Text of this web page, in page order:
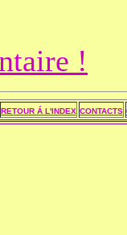
!
RETOUR Á L'INDEX CONTACTS